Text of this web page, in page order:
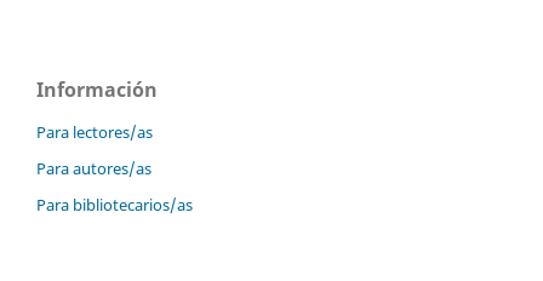
Información
Para lectores/as
Para autores/as
Para bibliotecarios/as